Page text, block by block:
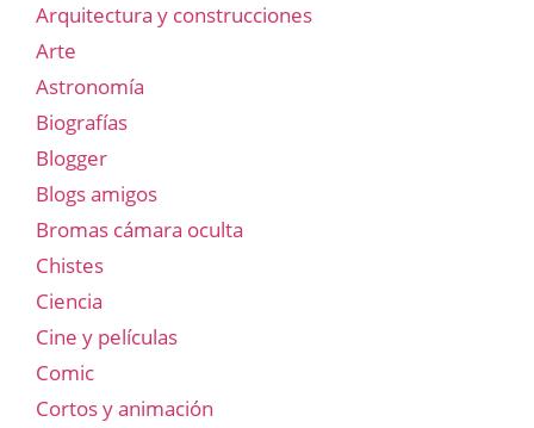
Arquitectura y construcciones
Arte
Astronomía
Biografías
Blogger
Blogs amigos
Bromas cámara oculta
Chistes
Ciencia
Cine y películas
Comic
Cortos y animación